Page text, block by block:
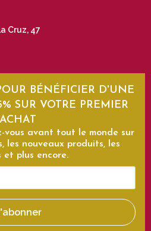
Cruz, 47
BÉNÉFICIER D'UNE
SUR VOTRE PREMIER
ACHAT
vous avant tout le monde sur
les nouveaux produits, les
et plus encore.